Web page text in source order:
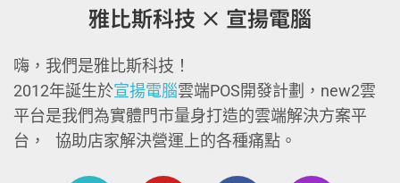
雅比斯科技 × 宣揚電腦
嗨，我們是雅比斯科技！
2012年誕生於宣揚電腦雲端POS開發計劃，new2雲
平台是我們為實體門市量身打造的雲端解決方案平
台， 協助店家解決營運上的各種痛點。